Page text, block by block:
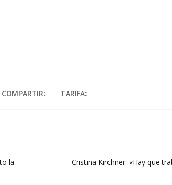
COMPARTIR: TARIFA:
la
Cristina Kirchner: «Hay que